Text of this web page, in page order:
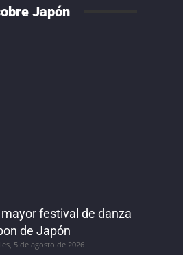
Japón
festival de danza
de Japón
5 de agosto de 2026